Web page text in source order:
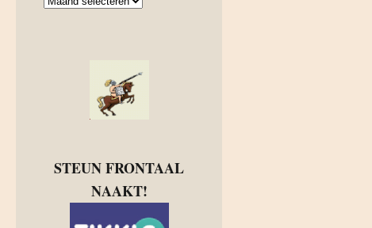
Archief
STEUN FRONTAAL
NAAKT!